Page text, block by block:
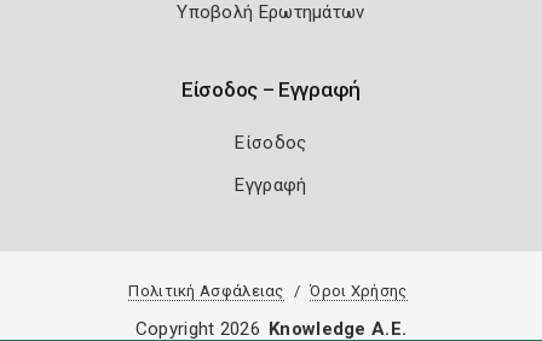
Υποβολή Ερωτημάτων
Είσοδος – Εγγραφή
Είσοδος
Εγγραφή
Πολιτική Ασφάλειας Όροι Χρήσης
Copyright 2026 Knowledge A.E.